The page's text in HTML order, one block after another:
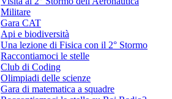
Militare
Gara CAT
Api e biodiversità
Una lezione di Fisica con il 2° Stormo
Raccontiamoci le stelle
Club di Coding
Olimpiadi delle scienze
Gara di matematica a squadre